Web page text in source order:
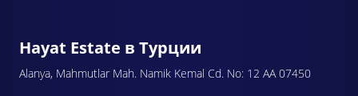
Hayat Estate в Турции
Alanya, Mahmutlar Mah. Namik Kemal Cd. No: 12 AA 07450